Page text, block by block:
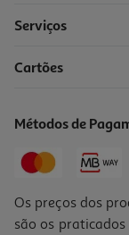
-17%
Serviços
Cartões
Métodos de
Os preços dos
são os